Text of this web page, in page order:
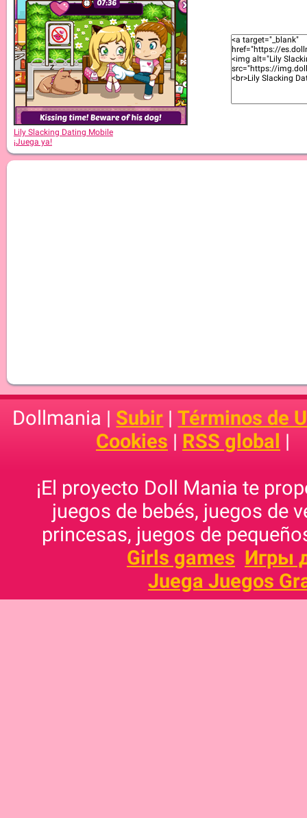
Lily Slacking Dating
Lily Slacking Dating Mobile
¡Juega ya!
Dollmania | Subir |Términos de
Cookies | RSS global |
¡El proyecto Doll Mania te
juegos de bebés, juegos de
princesas, juegos de
Girls games Игры
Juega Juegos